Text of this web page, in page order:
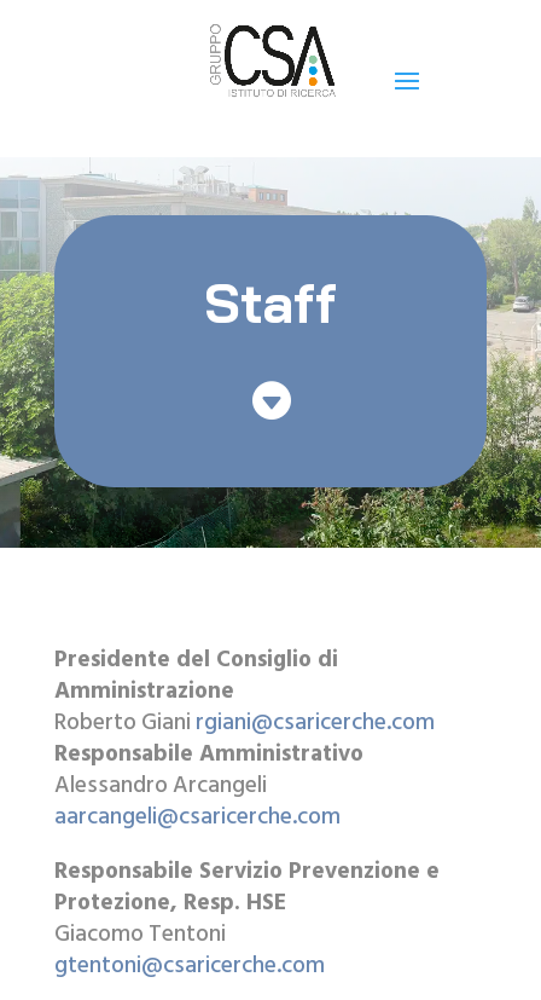
Staff

Presidente del Consiglio di
Amministrazione
Roberto Gianirgiani@csaricerche.com
Responsabile Amministrativo
Alessandro Arcangeli
aarcangeli@csaricerche.com
Responsabile Servizio Prevenzione e
Protezione, Resp. HSE
Giacomo Tentoni
gtentoni@csaricerche.com